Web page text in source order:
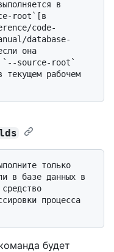
в
root`[в
code-
database-
она
`--source-root`
текущем рабочем
в базе данных в
процесса
будет